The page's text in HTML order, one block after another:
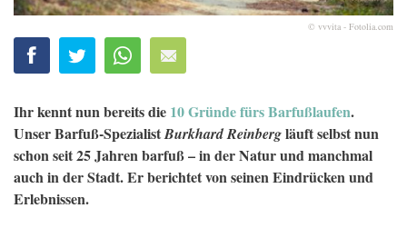
© vvvita - Fotolia.com
Ihr kennt nun bereits die 10 Gründe fürs Barfußlaufen.
Unser Barfuß-SpezialistBurkhard Reinbergläuft selbst nun
schon seit 25 Jahren barfuß – in der Natur und manchmal
auch in der Stadt. Er berichtet von seinen Eindrücken und
Erlebnissen.